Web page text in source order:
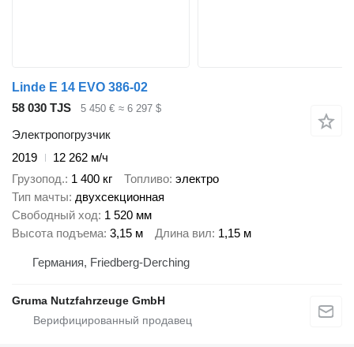
Linde E 14 EVO 386-02
58 030 TJS
5 450 € ≈ 6 297 $
Электропогрузчик
2019
12 262 м/ч
Грузопод. 1 400 кг Топливо электро
Тип мачты двухсекционная
Свободный ход 1 520 мм
Высота подъема 3,15 м Длина вил 1,15 м
Германия, Friedberg-Derching
Gruma Nutzfahrzeuge GmbH